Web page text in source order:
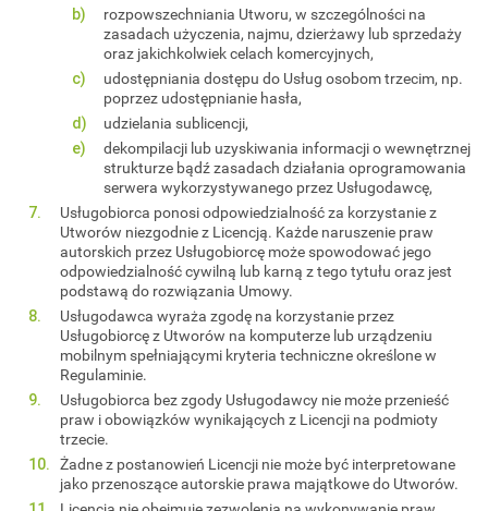
rozpowszechniania Utworu, w szczególności na
zasadach użyczenia, najmu, dzierżawy lub sprzedaży
oraz jakichkolwiek celach komercyjnych,
udostępniania dostępu do Usług osobom trzecim, np.
poprzez udostępnianie hasła,
udzielania sublicencji,
dekompilacji lub uzyskiwania informacji o wewnętrznej
strukturze bądź zasadach działania oprogramowania
serwera wykorzystywanego przez Usługodawcę,
Usługobiorca ponosi odpowiedzialność za korzystanie z
Utworów niezgodnie z Licencją. Każde naruszenie praw
autorskich przez Usługobiorcę może spowodować jego
odpowiedzialność cywilną lub karną z tego tytułu oraz jest
podstawą do rozwiązania Umowy.
Usługodawca wyraża zgodę na korzystanie przez
Usługobiorcę z Utworów na komputerze lub urządzeniu
mobilnym spełniającymi kryteria techniczne określone w
Regulaminie.
Usługobiorca bez zgody Usługodawcy nie może przenieść
praw i obowiązków wynikających z Licencji na podmioty
trzecie.
Żadne z postanowień Licencji nie może być interpretowane
jako przenoszące autorskie prawa majątkowe do Utworów.